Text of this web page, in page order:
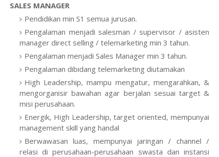
SALES MANAGER
Pendidikan min S1 semua jurusan.
Pengalaman menjadi salesman / supervisor / asisten
manager direct selling / telemarketing min 3 tahun.
Pengalaman menjadi Sales Manager min 3 tahun.
Pengalaman dibidang telemarketing diutamakan
High Leadership, mampu mengatur, mengarahkan, &
mengorganisir bawahan agar berjalan sesuai target &
misi perusahaan.
Energik, High Leadership, target oriented, mempunyai
management skill yang handal
Berwawasan luas, mempunyai jaringan / channel /
relasi di perusahaan-perusahaan swasta dan instansi